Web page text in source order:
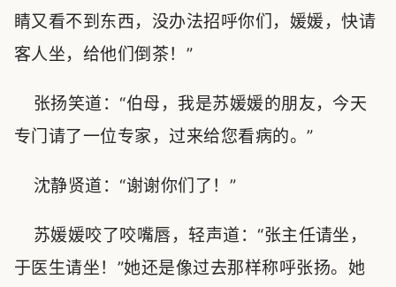
睛又看不到东西，没办法招呼你们，媛媛，快请
客人坐，给他们倒茶！”
张扬笑道：“伯母，我是苏媛媛的朋友，今天
专门请了一位专家，过来给您看病的。”
沈静贤道：“谢谢你们了！”
苏媛媛咬了咬嘴唇，轻声道：“张主任请坐，
于医生请坐！”她还是像过去那样称呼张扬。她